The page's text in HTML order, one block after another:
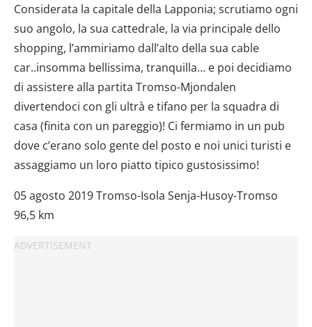
Utilizziamo i cookie per personalizzare contenuti ed
annunci, per fornire funzionalità dei social media e per
analizzare il nostro traffico. Condividiamo inoltre
informazioni sul modo in cui utilizzi il nostro sito con i
nostri partner che si occupano di analisi dei dati web,
pubblicità e social media, i quali potrebbero combinarle
con altre informazioni che hai fornito loro o che hanno
raccolto dal tuo utilizzo dei loro servizi.
Considerata la capitale della Lapponia; scrutiamo ogni
suo angolo, la sua cattedrale, la via principale dello
shopping, l’ammiriamo dall’alto della sua cable
car..insomma bellissima, tranquilla… e poi decidiamo
di assistere alla partita Tromso-Mjondalen
divertendoci con gli ultrà e tifano per la squadra di
casa (finita con un pareggio)! Ci fermiamo in un pub
dove c’erano solo gente del posto e noi unici turisti e
assaggiamo un loro piatto tipico gustosissimo!
05 agosto 2019 Tromso-Isola Senja-Husoy-Tromso
96,5 km